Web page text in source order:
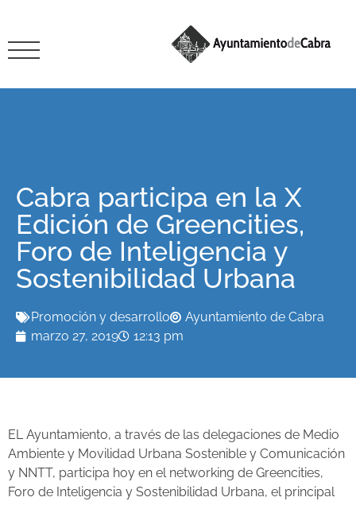
Cabra participa en la X
Edición de Greencities,
Foro de Inteligencia y
Sostenibilidad Urbana
Promoción y desarrollo
Ayuntamiento de Cabra
marzo 27, 2019
12:13 pm
EL Ayuntamiento, a través de las delegaciones de Medio
Ambiente y Movilidad Urbana Sostenible y Comunicación
y NNTT, participa hoy en el networking de Greencities,
Foro de Inteligencia y Sostenibilidad Urbana, el principal